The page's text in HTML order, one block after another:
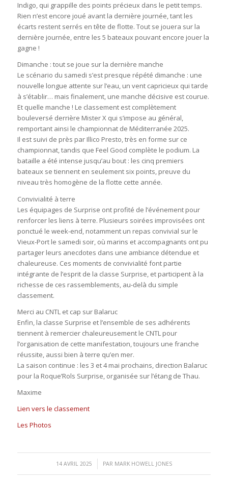
Indigo, qui grappille des points précieux dans le petit temps.
Rien n’est encore joué avant la dernière journée, tant les
écarts restent serrés en tête de flotte. Tout se jouera sur la
dernière journée, entre les 5 bateaux pouvant encore jouer la
gagne !
Dimanche : tout se joue sur la dernière manche
Le scénario du samedi s’est presque répété dimanche : une
nouvelle longue attente sur l’eau, un vent capricieux qui tarde
à s’établir… mais finalement, une manche décisive est courue.
Et quelle manche ! Le classement est complètement
bouleversé derrière Mister X qui s’impose au général,
remportant ainsi le championnat de Méditerranée 2025.
Il est suivi de près par Illico Presto, très en forme sur ce
championnat, tandis que Feel Good complète le podium. La
bataille a été intense jusqu’au bout : les cinq premiers
bateaux se tiennent en seulement six points, preuve du
niveau très homogène de la flotte cette année.
Convivialité à terre
Les équipages de Surprise ont profité de l’événement pour
renforcer les liens à terre. Plusieurs soirées improvisées ont
ponctué le week-end, notamment un repas convivial sur le
Vieux-Port le samedi soir, où marins et accompagnants ont pu
partager leurs anecdotes dans une ambiance détendue et
chaleureuse. Ces moments de convivialité font partie
intégrante de l’esprit de la classe Surprise, et participent à la
richesse de ces rassemblements, au-delà du simple
classement.
Merci au CNTL et cap sur Balaruc
Enfin, la classe Surprise et l’ensemble de ses adhérents
tiennent à remercier chaleureusement le CNTL pour
l’organisation de cette manifestation, toujours une franche
réussite, aussi bien à terre qu’en mer.
La saison continue : les 3 et 4 mai prochains, direction Balaruc
pour la Roque’Rols Surprise, organisée sur l’étang de Thau.
Maxime
Lien vers le classement
Les Photos
14 AVRIL 2025
/ PAR MARK HOWELL JONES